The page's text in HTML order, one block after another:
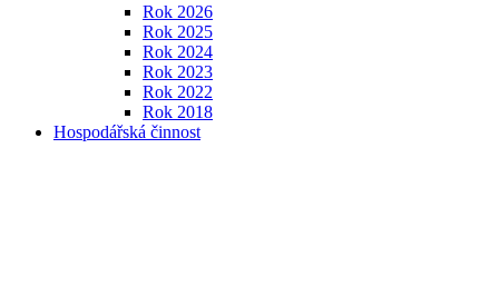
Rok 2026
Rok 2025
Rok 2024
Rok 2023
Rok 2022
Rok 2018
Hospodářská činnost